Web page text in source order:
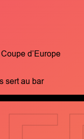
d’Europe
sert au bar